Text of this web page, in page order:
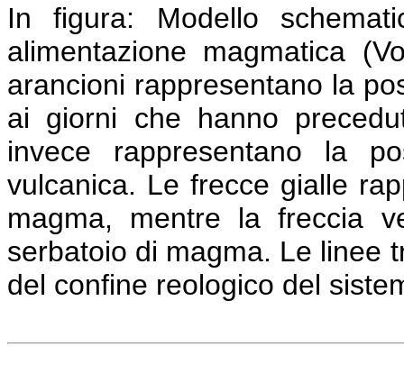
In figura: Modello
alimentazione magmatica
arancioni rappresentano la
ai giorni che hanno
invece rappresentano la
vulcanica. Le frecce gialle
magma, mentre la freccia
serbatoio di magma. Le linee
del confine reologico del